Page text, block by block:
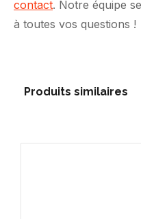
contact. Notre équipe
à toutes vos questions !
Produits similaires